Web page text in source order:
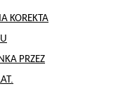
KOREKTA
PRZEZ